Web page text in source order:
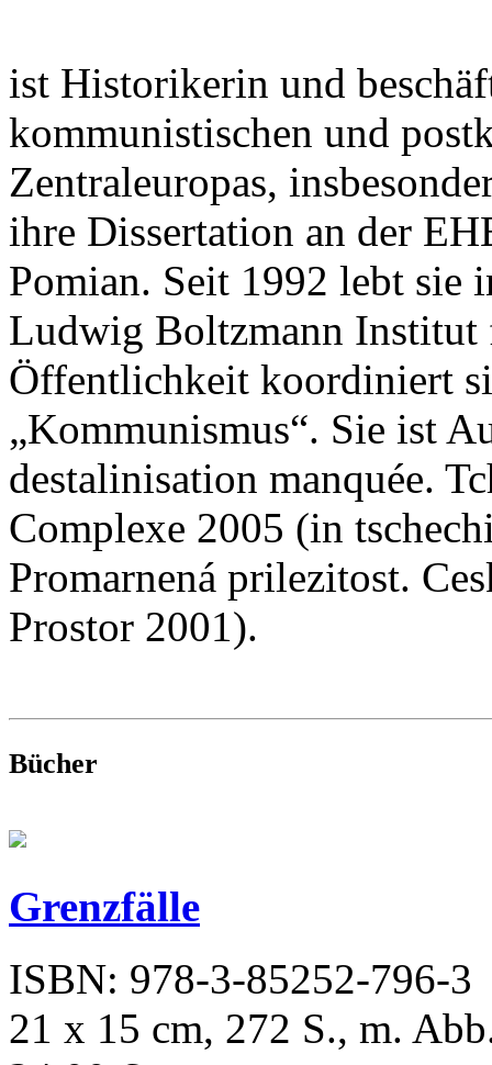
ist Historikerin und
kommunistischen und
Zentraleuropas,
ihre Dissertation an der
Pomian. Seit 1992 lebt sie
Ludwig Boltzmann Institut
Öffentlichkeit koordiniert
„Kommunismus“. Sie ist
destalinisation manquée.
Complexe 2005 (in
Promarnená prilezitost.
Prostor 2001).
Bücher
Grenzfälle
ISBN: 978-3-85252-796-3
21 x 15 cm, 272 S., m.